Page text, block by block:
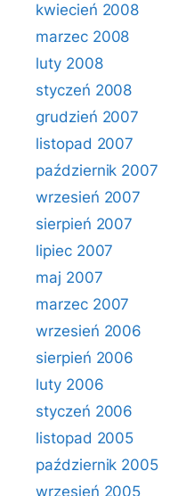
kwiecień 2008
marzec 2008
luty 2008
styczeń 2008
grudzień 2007
listopad 2007
październik 2007
wrzesień 2007
sierpień 2007
lipiec 2007
maj 2007
marzec 2007
wrzesień 2006
sierpień 2006
luty 2006
styczeń 2006
listopad 2005
październik 2005
wrzesień 2005